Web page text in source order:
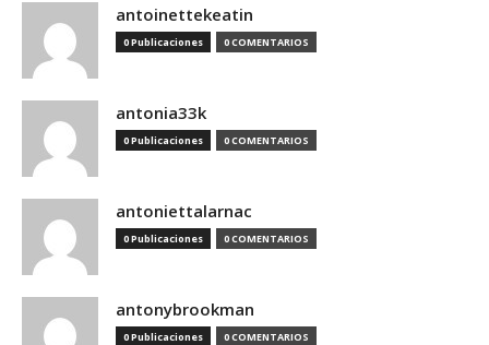
antoinettekeatin
0 Publicaciones 0 COMENTARIOS
antonia33k
0 Publicaciones 0 COMENTARIOS
antoniettalarnac
0 Publicaciones 0 COMENTARIOS
antonybrookman
0 Publicaciones 0 COMENTARIOS